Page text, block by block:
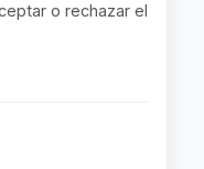
o rechazar el